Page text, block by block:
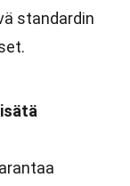
standardin